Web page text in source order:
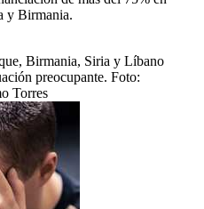
y Birmania.
Birmania, Siria y Líbano
preocupante. Foto:
Torres